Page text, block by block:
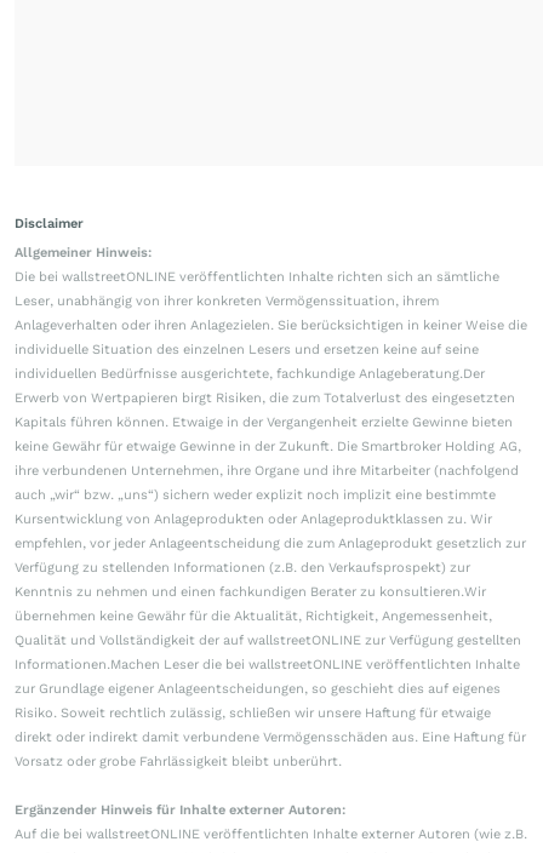
Disclaimer
Allgemeiner Hinweis:
Die bei wallstreetONLINE veröffentlichten Inhalte richten sich an sämtliche
Leser, unabhängig von ihrer konkreten Vermögenssituation, ihrem
Anlageverhalten oder ihren Anlagezielen. Sie berücksichtigen in keiner Weise die
individuelle Situation des einzelnen Lesers und ersetzen keine auf seine
individuellen Bedürfnisse ausgerichtete, fachkundige Anlageberatung.Der
Erwerb von Wertpapieren birgt Risiken, die zum Totalverlust des eingesetzten
Kapitals führen können. Etwaige in der Vergangenheit erzielte Gewinne bieten
keine Gewähr für etwaige Gewinne in der Zukunft. Die Smartbroker Holding AG,
ihre verbundenen Unternehmen, ihre Organe und ihre Mitarbeiter (nachfolgend
auch „wir“ bzw. „uns“) sichern weder explizit noch implizit eine bestimmte
Kursentwicklung von Anlageprodukten oder Anlageproduktklassen zu. Wir
empfehlen, vor jeder Anlageentscheidung die zum Anlageprodukt gesetzlich zur
Verfügung zu stellenden Informationen (z.B. den Verkaufsprospekt) zur
Kenntnis zu nehmen und einen fachkundigen Berater zu konsultieren.Wir
übernehmen keine Gewähr für die Aktualität, Richtigkeit, Angemessenheit,
Qualität und Vollständigkeit der auf wallstreetONLINE zur Verfügung gestellten
Informationen.Machen Leser die bei wallstreetONLINE veröffentlichten Inhalte
zur Grundlage eigener Anlageentscheidungen, so geschieht dies auf eigenes
Risiko. Soweit rechtlich zulässig, schließen wir unsere Haftung für etwaige
direkt oder indirekt damit verbundene Vermögensschäden aus. Eine Haftung für
Vorsatz oder grobe Fahrlässigkeit bleibt unberührt.
Ergänzender Hinweis für Inhalte externer Autoren:
Auf die bei wallstreetONLINE veröffentlichten Inhalte externer Autoren (wie z.B.